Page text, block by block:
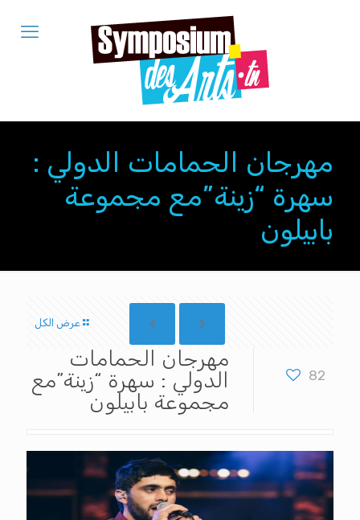
مهرجان الحمامات الدولي :
سهرة “زينة”مع مجموعة
بابيلون
عرض الكل
82
مهرجان الحمامات
الدولي : سهرة “زينة”مع
مجموعة بابيلون